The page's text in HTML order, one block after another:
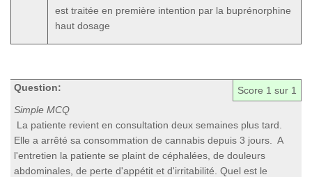
est traitée en première intention par la buprénorphine
haut dosage
Score 1 sur 1
Question:
Simple MCQ
La patiente revient en consultation deux semaines plus tard.
Elle a arrêté sa consommation de cannabis depuis 3 jours. A
l'entretien la patiente se plaint de céphalées, de douleurs
abdominales, de perte d'appétit et d'irritabilité. Quel est le